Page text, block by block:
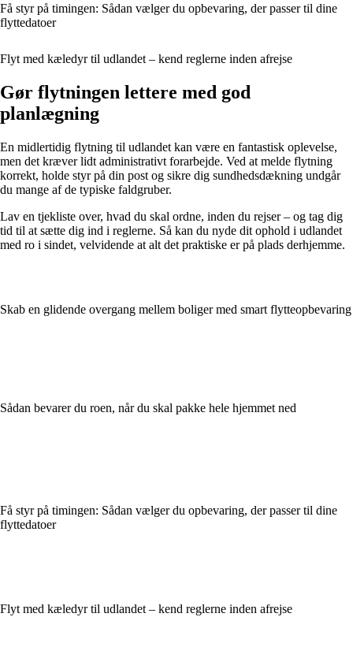
Få styr på timingen: Sådan vælger du opbevaring, der passer til dine
flyttedatoer
Flyt med kæledyr til udlandet – kend reglerne inden afrejse
Gør flytningen lettere med god
planlægning
En midlertidig flytning til udlandet kan være en fantastisk oplevelse,
men det kræver lidt administrativt forarbejde. Ved at melde flytning
korrekt, holde styr på din post og sikre dig sundhedsdækning undgår
du mange af de typiske faldgruber.
Lav en tjekliste over, hvad du skal ordne, inden du rejser – og tag dig
tid til at sætte dig ind i reglerne. Så kan du nyde dit ophold i udlandet
med ro i sindet, velvidende at alt det praktiske er på plads derhjemme.
Skab en glidende overgang mellem boliger med smart flytteopbevaring
Sådan bevarer du roen, når du skal pakke hele hjemmet ned
Få styr på timingen: Sådan vælger du opbevaring, der passer til dine
flyttedatoer
Flyt med kæledyr til udlandet – kend reglerne inden afrejse